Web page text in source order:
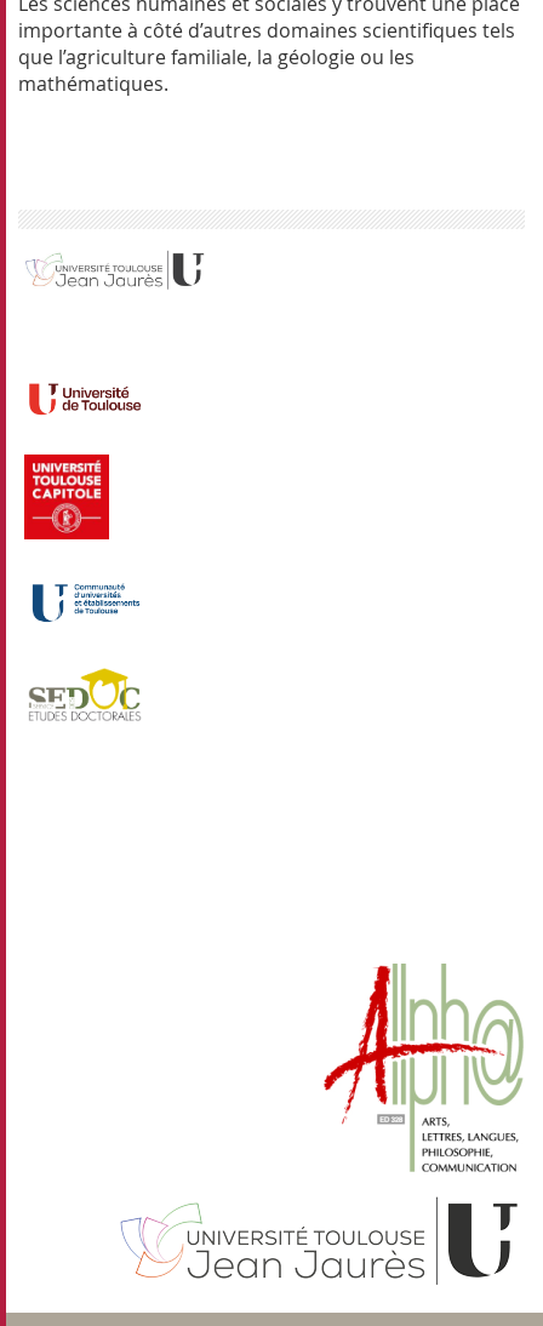
importante à côté d’autres domaines scientifiques tels
que l’agriculture familiale, la géologie ou les
mathématiques.